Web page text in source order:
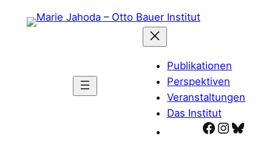
Inhalt
Publikationen
Perspektiven
Veranstaltungen
Das Institut
Facebook